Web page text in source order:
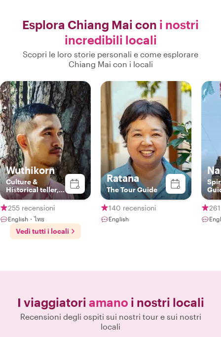
Esplora Chiang Mai con i nostri
incredibili locali
Scopri le loro storie personali e come esplorare
Chiang Mai con i locali
Wuthikorn
Culture &
Historical teller,
Foodies, Easy
going person...
255 recensioni
English・ไทย
Ratana
The Tour Guide
140 recensioni
English
Vedi tutti i locali
I viaggiatori amano i nostri locali
Recensioni degli ospiti sui nostri tour e sui nostri
locali